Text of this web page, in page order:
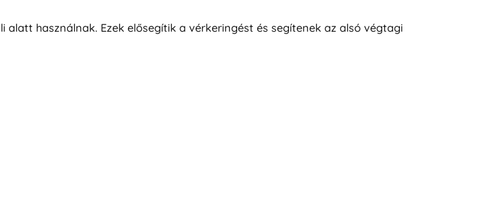
használnak. Ezek elősegítik a vérkeringést és segítenek az alsó végtagi